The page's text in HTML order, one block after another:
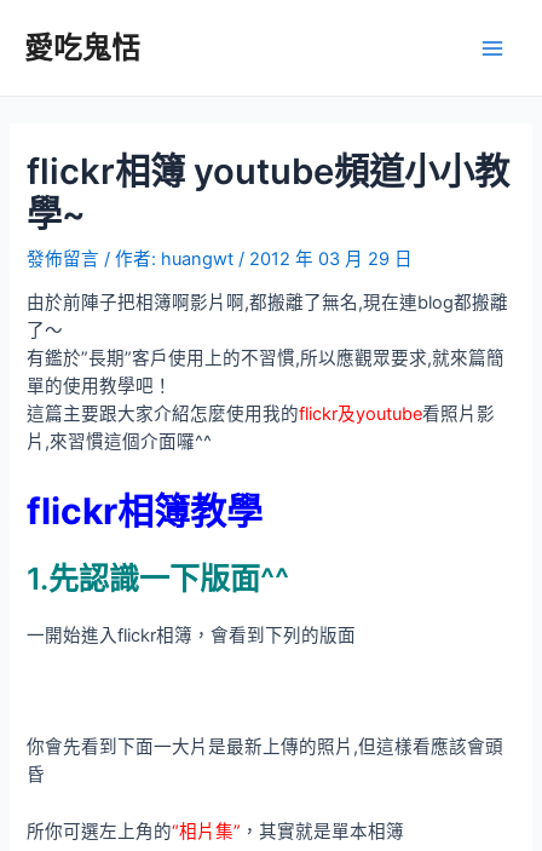
愛吃鬼恬
flickr相簿 youtube頻道小小教
學~
發佈留言 / 作者: huangwt/ 2012 年 03 月 29 日
由於前陣子把相簿啊影片啊,都搬離了無名,現在連blog都搬離
了～
有鑑於”長期”客戶使用上的不習慣,所以應觀眾要求,就來篇簡
單的使用教學吧！
這篇主要跟大家介紹怎麼使用我的flickr及youtube看照片影
片,來習慣這個介面囉^^
flickr相簿教學
1.先認識一下版面^^
一開始進入flickr相簿，會看到下列的版面
你會先看到下面一大片是最新上傳的照片,但這樣看應該會頭
昏
所你可選左上角的“相片集” ，其實就是單本相簿